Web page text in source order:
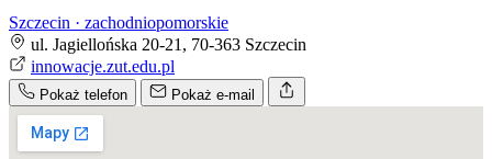
Szczecin · zachodniopomorskie
ul. Jagiellońska 20-21, 70-363 Szczecin
innowacje.zut.edu.pl
Pokaż telefon Pokaż e-mail